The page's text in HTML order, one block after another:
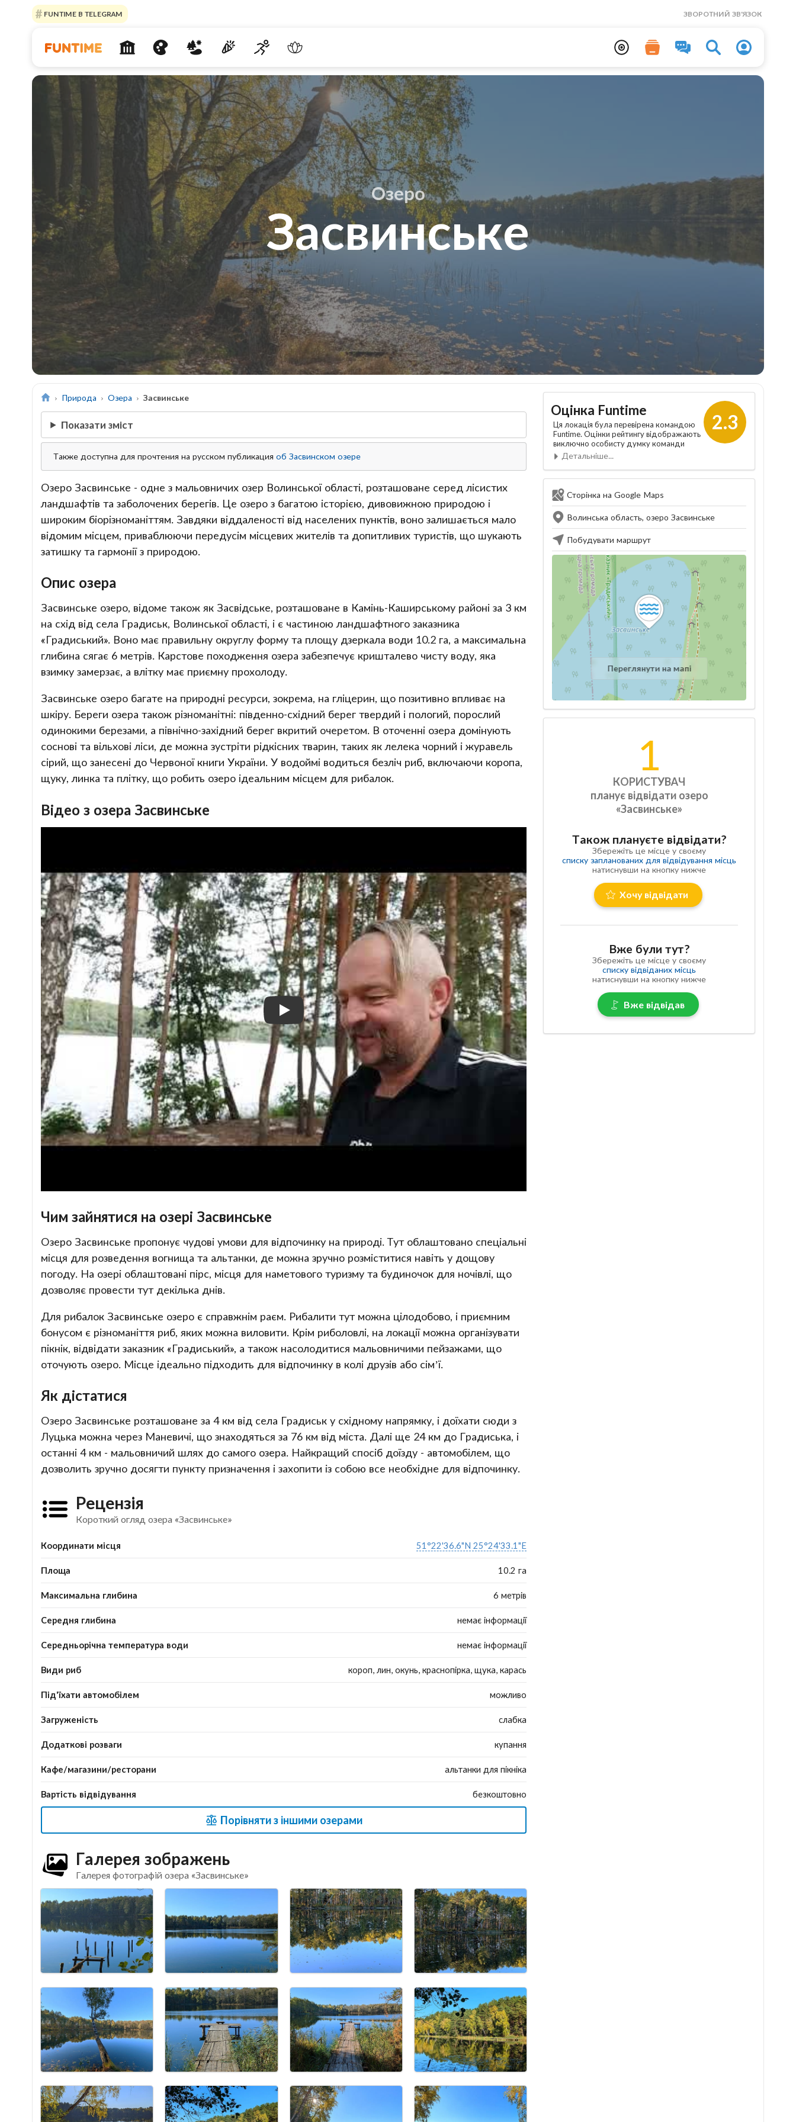
FUNTIME В TELEGRAM ЗВОРОТНИЙ ЗВ'ЯЗОК
Озеро
Засвинське
Природа Озера Засвинське
Показати зміст
Также доступна для прочтения на русском публикация об Засвинском озере
Озеро Засвинське - одне з мальовничих озер Волинської області, розташоване серед лісистих
ландшафтів та заболочених берегів. Це озеро з багатою історією, дивовижною природою і
широким біорізноманіттям. Завдяки віддаленості від населених пунктів, воно залишається мало
відомим місцем, приваблюючи передусім місцевих жителів та допитливих туристів, що шукають
затишку та гармонії з природою.
Опис озера
Засвинське озеро, відоме також як Засвідське, розташоване в Камінь-Каширському районі за 3 км
на схід від села Градиськ, Волинської області, і є частиною ландшафтного заказника
«Градиський». Воно має правильну округлу форму та площу дзеркала води 10.2 га, а максимальна
глибина сягає 6 метрів. Карстове походження озера забезпечує кришталево чисту воду, яка
взимку замерзає, а влітку має приємну прохолоду.
Засвинське озеро багате на природні ресурси, зокрема, на гліцерин, що позитивно впливає на
шкіру. Береги озера також різноманітні: південно-східний берег твердий і пологий, порослий
одинокими березами, а північно-західний берег вкритий очеретом. В оточенні озера домінують
соснові та вільхові ліси, де можна зустріти рідкісних тварин, таких як лелека чорний і журавель
сірий, що занесені до Червоної книги України. У водоймі водиться безліч риб, включаючи коропа,
щуку, линка та плітку, що робить озеро ідеальним місцем для рибалок.
Відео з озера Засвинське
Чим зайнятися на озері Засвинське
Озеро Засвинське пропонує чудові умови для відпочинку на природі. Тут облаштовано спеціальні
місця для розведення вогнища та альтанки, де можна зручно розміститися навіть у дощову
погоду. На озері облаштовані пірс, місця для наметового туризму та будиночок для ночівлі, що
дозволяє провести тут декілька днів.
Для рибалок Засвинське озеро є справжнім раєм. Рибалити тут можна цілодобово, і приємним
бонусом є різноманіття риб, яких можна виловити. Крім риболовлі, на локації можна організувати
пікнік, відвідати заказник «Градиський», а також насолодитися мальовничими пейзажами, що
оточують озеро. Місце ідеально підходить для відпочинку в колі друзів або сім’ї.
Як дістатися
Озеро Засвинське розташоване за 4 км від села Градиськ у східному напрямку, і доїхати сюди з
Луцька можна через Маневичі, що знаходяться за 76 км від міста. Далі ще 24 км до Градиська, і
останні 4 км - мальовничий шлях до самого озера. Найкращий спосіб доїзду - автомобілем, що
дозволить зручно досягти пункту призначення і захопити із собою все необхідне для відпочинку.
Рецензія
Короткий огляд озера «Засвинське»
Координати місця 51°22'36.6"N 25°24'33.1"E
Площа 10.2 га
Максимальна глибина 6 метрів
Середня глибина немає інформації
Середньорічна температура води немає інформації
Види риб короп, лин, окунь, краснопірка, щука, карась
Під'їхати автомобілем можливо
Загруженість слабка
Додаткові розваги купання
Кафе/магазини/ресторани альтанки для пікніка
Вартість відвідування безкоштовно
Порівняти з іншими озерами
Галерея зображень
Галерея фотографій озера «Засвинське»
2.3
Оцінка Funtime
Ця локація була перевірена командою
Funtime. Оцінки рейтингу відображають
виключно особисту думку команди
Детальніше...
Сторінка на Google Maps
Волинська область, озеро Засвинське
Побудувати маршрут
Переглянути на мапі
1
КОРИСТУВАЧ
планує відвідати озеро
«Засвинське»
Також плануєте відвідати?
Збережіть це місце у своєму
списку запланованих для відвідування місць
натиснувши на кнопку нижче
Хочу відвідати
Вже були тут?
Збережіть це місце у своєму
списку відвіданих місць
натиснувши на кнопку нижче
Вже відвідав